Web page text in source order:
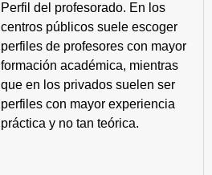
Perfil del profesorado. En los
centros públicos suele escoger
perfiles de profesores con mayor
formación académica, mientras
que en los privados suelen ser
perfiles con mayor experiencia
práctica y no tan teórica.